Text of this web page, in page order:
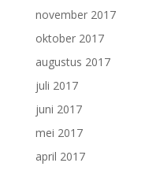
november 2017
oktober 2017
augustus 2017
juli 2017
juni 2017
mei 2017
april 2017